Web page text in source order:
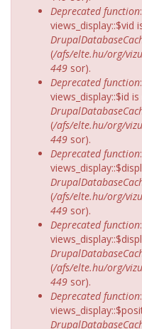
Deprecated function
views_display::$vid
(/afs/elte.hu/org/
449 sor).
Deprecated function
views_display::$id
(/afs/elte.hu/org/
449 sor).
Deprecated function
(/afs/elte.hu/org/
449 sor).
Deprecated function
(/afs/elte.hu/org/
449 sor).
Deprecated function